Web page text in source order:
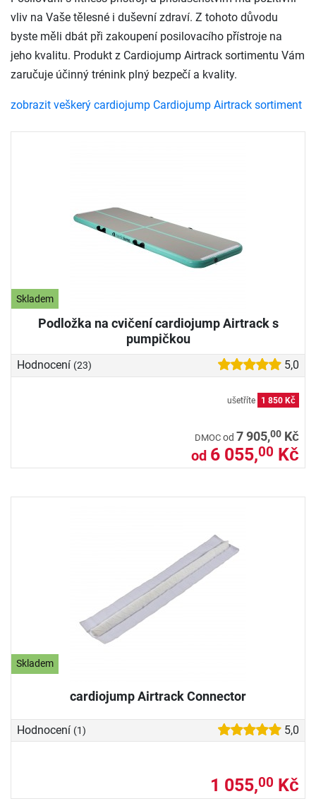
Skladem
Podložka na cvičení cardiojump Airtrack s
pumpičkou
Hodnocení (23) 5,0
ušetříte 1 850 Kč
DMOC od 7 905,00 Kč
od 6 055,00 Kč
Skladem
cardiojump Airtrack Connector
Hodnocení (1) 5,0
1 055,00 Kč
vliv na Vaše tělesné i duševní zdraví. Z tohoto důvodu
byste měli dbát při zakoupení posilovacího přístroje na
jeho kvalitu. Produkt z Cardiojump Airtrack sortimentu Vám
zaručuje účinný trénink plný bezpečí a kvality.
zobrazit veškerý cardiojump Cardiojump Airtrack sortiment